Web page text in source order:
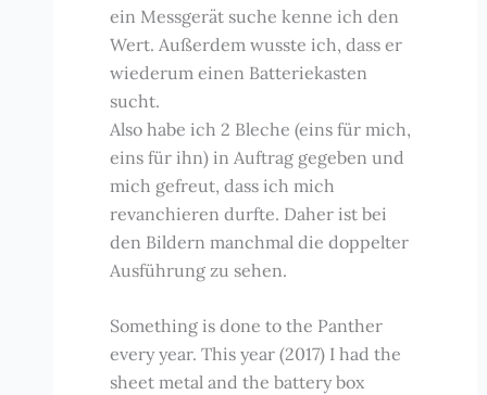
ein Messgerät suche kenne ich den
Wert. Außerdem wusste ich, dass er
wiederum einen Batteriekasten
sucht.
Also habe ich 2 Bleche (eins für mich,
eins für ihn) in Auftrag gegeben und
mich gefreut, dass ich mich
revanchieren durfte. Daher ist bei
den Bildern manchmal die doppelter
Ausführung zu sehen.
Something is done to the Panther
every year. This year (2017) I had the
sheet metal and the battery box